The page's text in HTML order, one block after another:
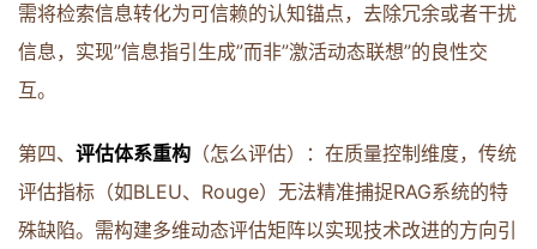
需将检索信息转化为可信赖的认知锚点，去除冗余或者干扰
信息，实现”信息指引生成”而非”激活动态联想”的良性交
互。
第四、 评估体系重构 （怎么评估）：在质量控制维度，传统
评估指标（如BLEU、Rouge）无法精准捕捉RAG系统的特
殊缺陷。需构建多维动态评估矩阵以实现技术改进的方向引